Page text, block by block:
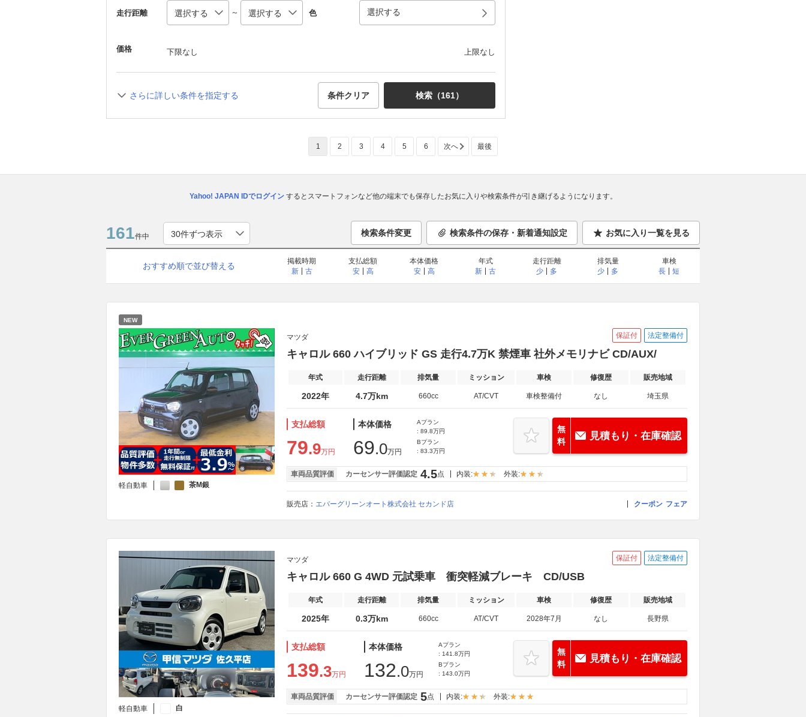
走行距離 ～ 色 選択する
価格 下限なし 上限なし
さらに詳しい条件を指定する 条件クリア 検索（161）
1 2 3 4 5 6 次へ 最後
Yahoo! JAPAN IDでログインするとスマートフォンなど他の端末でも保存したお気に入りや検索条件が引き継げるようになります。
161件中 検索条件変更 検索条件の保存・新着通知設定 お気に入り一覧を見る
おすすめ順で並び替える
掲載時期
新
古
支払総額
安
高
本体価格
安
高
年式
新
古
走行距離
少
多
排気量
少
多
車検
長
短
NEW
軽自動車 茶M銀
マツダ 保証付 法定整備付
キャロル 660 ハイブリッド GS 走行4.7万K 禁煙車 社外メモリナビ CD/AUX/
年式 走行距離 排気量 ミッション 車検 修復歴 販売地域
2022年 4.7万km 660cc AT/CVT 車検整備付 なし 埼玉県
支払総額
79.9万円
本体価格
69.0万円
Aプラン
: 89.8万円
Bプラン
: 83.3万円
無
料
見積もり・在庫確認
車両品質評価 カーセンサー評価認定 4.5点 内装: 外装:
販売店： エバーグリーンオート株式会社 セカンド店 クーポン フェア
軽自動車 白
マツダ 保証付 法定整備付
キャロル 660 G 4WD 元試乗車 衝突軽減ブレーキ CD/USB
年式 走行距離 排気量 ミッション 車検 修復歴 販売地域
2025年 0.3万km 660cc AT/CVT 2028年7月 なし 長野県
支払総額
139.3万円
本体価格
132.0万円
Aプラン
: 141.8万円
Bプラン
: 143.0万円
無
料
見積もり・在庫確認
車両品質評価 カーセンサー評価認定 5点 内装: 外装: